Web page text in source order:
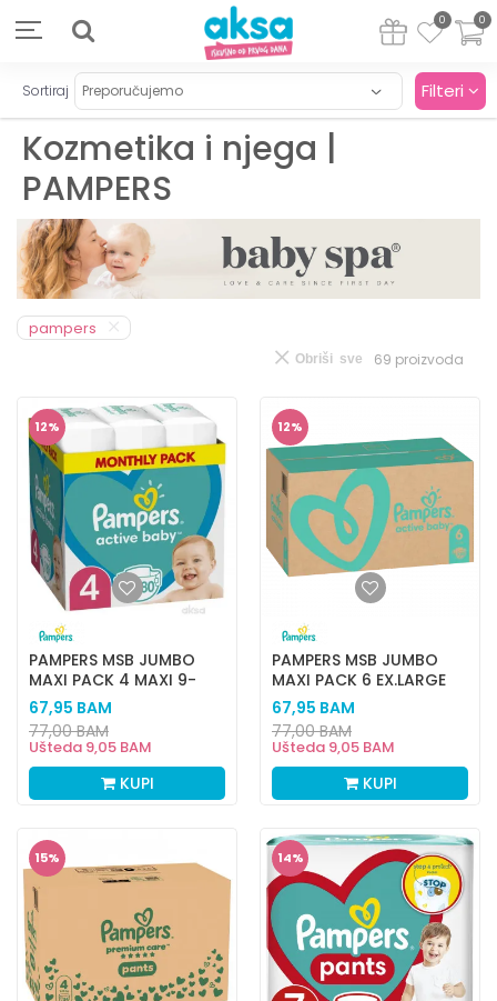
0
0
Kozmetika i njega |
PAMPERS
Sortiraj Filteri
pampers
69 proizvoda
Obriši sve
12%
PAMPERS MSB JUMBO
MAXI PACK 4 MAXI 9-
14KG 180KOM
67,95 BAM
Ušteda 9,05 BAM
77,00BAM
KUPI
12%
PAMPERS MSB JUMBO
MAXI PACK 6 EX.LARGE
13-18KG 128KOM
67,95 BAM
Ušteda 9,05 BAM
77,00BAM
KUPI
15% 14%